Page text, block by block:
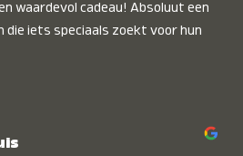
waardevol cadeau! Absoluut een
die iets speciaals zoekt voor hun